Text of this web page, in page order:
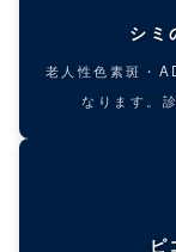
シミ
老人性色素斑・
なります。
ピ